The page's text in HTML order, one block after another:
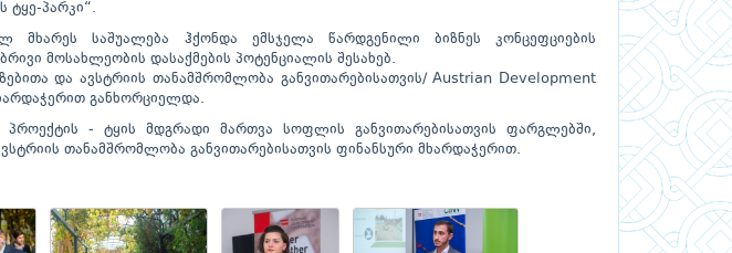
ტყე-პარკი“.
მხარეს საშუალება ჰქონდა ემსჯელა წარდგენილი ბიზნეს კონცეფციების
მოსახლეობის დასაქმების პოტენციალის შესახებ.
და ავსტრიის თანამშრომლობა განვითარებისათვის/ Austrian Development
განხორციელდა.
პროექტის - ტყის მდგრადი მართვა სოფლის განვითარებისათვის ფარგლებში,
თანამშრომლობა განვითარებისათვის ფინანსური მხარდაჭერით.